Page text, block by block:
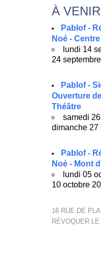
À VENIR
Pablof -
Noé -
lundi 14
24
Pablof -
Ouverture
Théâtre
samedi
dimanche 27
Pablof -
Noé - Mont
lundi 05
10 octobre
16 RUE DE
RÉVOQUER